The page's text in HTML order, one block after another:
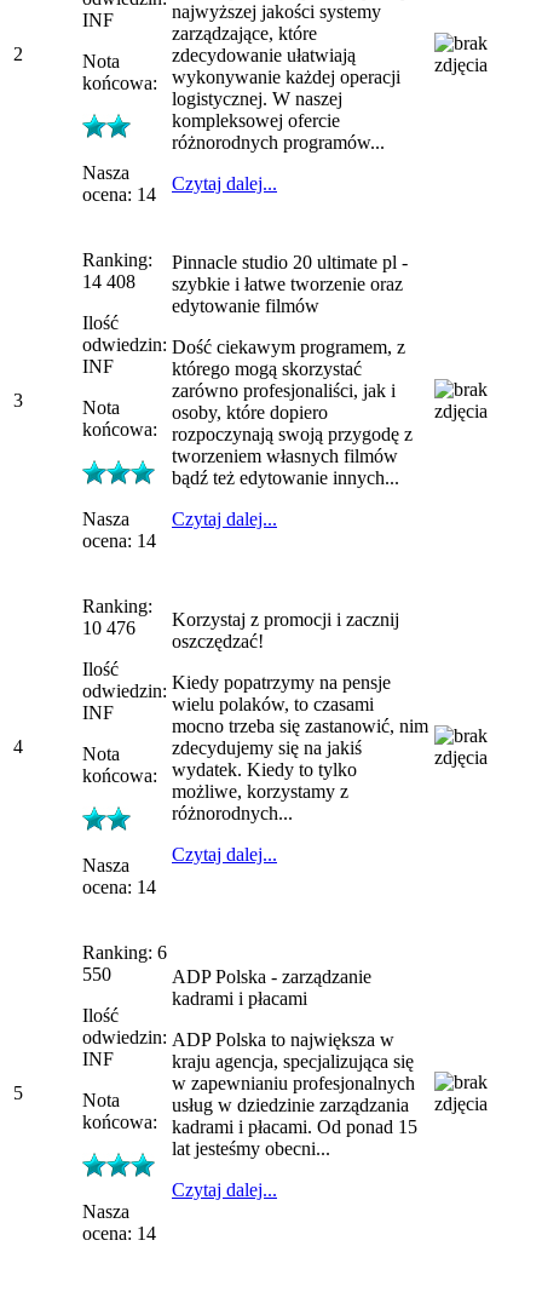
2
INF
Nota
końcowa:
Nasza
ocena: 14
najwyższej jakości systemy
zarządzające, które
zdecydowanie ułatwiają
wykonywanie każdej operacji
logistycznej. W naszej
kompleksowej ofercie
różnorodnych programów...
Czytaj dalej...
3
Ranking:
14 408
Ilość
odwiedzin:
INF
Nota
końcowa:
Nasza
ocena: 14
Pinnacle studio 20 ultimate pl -
szybkie i łatwe tworzenie oraz
edytowanie filmów
Dość ciekawym programem, z
którego mogą skorzystać
zarówno profesjonaliści, jak i
osoby, które dopiero
rozpoczynają swoją przygodę z
tworzeniem własnych filmów
bądź też edytowanie innych...
Czytaj dalej...
4
Ranking:
10 476
Ilość
odwiedzin:
INF
Nota
końcowa:
Nasza
ocena: 14
Korzystaj z promocji i zacznij
oszczędzać!
Kiedy popatrzymy na pensje
wielu polaków, to czasami
mocno trzeba się zastanowić, nim
zdecydujemy się na jakiś
wydatek. Kiedy to tylko
możliwe, korzystamy z
różnorodnych...
Czytaj dalej...
5
Ranking: 6
550
Ilość
odwiedzin:
INF
Nota
końcowa:
Nasza
ocena: 14
ADP Polska - zarządzanie
kadrami i płacami
ADP Polska to największa w
kraju agencja, specjalizująca się
w zapewnianiu profesjonalnych
usług w dziedzinie zarządzania
kadrami i płacami. Od ponad 15
lat jesteśmy obecni...
Czytaj dalej...